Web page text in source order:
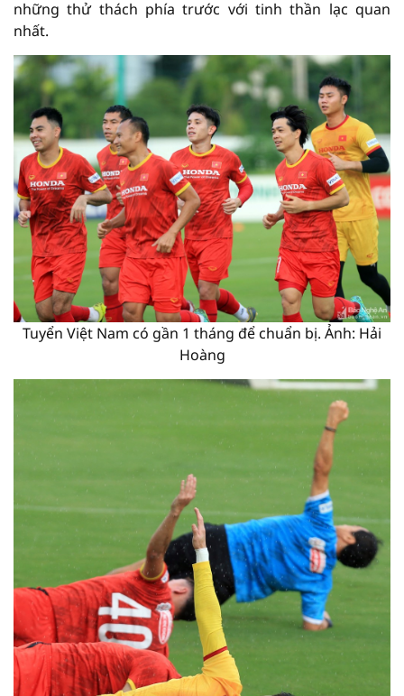
những thử thách phía trước với tinh thần lạc quan
nhất.
Tuyển Việt Nam có gần 1 tháng để chuẩn bị. Ảnh: Hải
Hoàng